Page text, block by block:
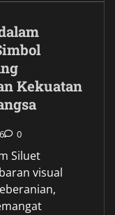
Kekuatan
0
Siluet
visual